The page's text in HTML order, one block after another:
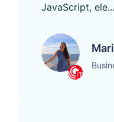
JavaScript, ele...